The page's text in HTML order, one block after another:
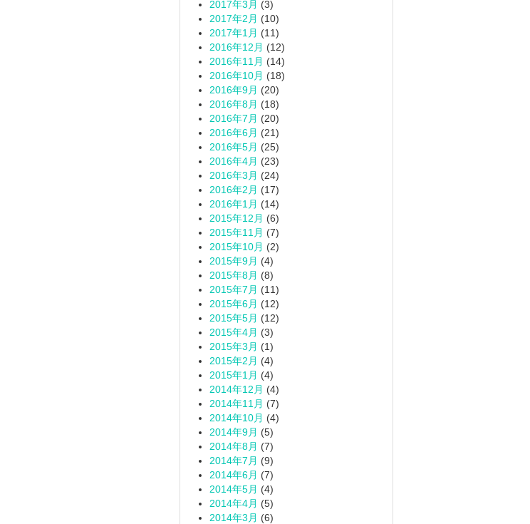
2017年3月 (3)
2017年2月 (10)
2017年1月 (11)
2016年12月 (12)
2016年11月 (14)
2016年10月 (18)
2016年9月 (20)
2016年8月 (18)
2016年7月 (20)
2016年6月 (21)
2016年5月 (25)
2016年4月 (23)
2016年3月 (24)
2016年2月 (17)
2016年1月 (14)
2015年12月 (6)
2015年11月 (7)
2015年10月 (2)
2015年9月 (4)
2015年8月 (8)
2015年7月 (11)
2015年6月 (12)
2015年5月 (12)
2015年4月 (3)
2015年3月 (1)
2015年2月 (4)
2015年1月 (4)
2014年12月 (4)
2014年11月 (7)
2014年10月 (4)
2014年9月 (5)
2014年8月 (7)
2014年7月 (9)
2014年6月 (7)
2014年5月 (4)
2014年4月 (5)
2014年3月 (6)